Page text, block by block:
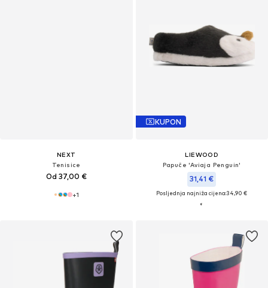
NEXT
Tenisice
Od 37,00 €
+1
KUPON
LIEWOOD
Papuče 'Aviaja Penguin'
31,41 €
Posljednja najniža cijena:34,90 €